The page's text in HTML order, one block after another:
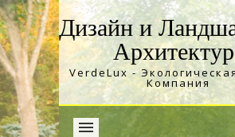
Дизайн и
VerdeLux -
Компания